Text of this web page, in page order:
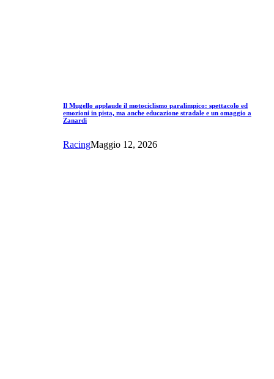
Il Mugello applaude il motociclismo paralimpico: spettacolo ed
emozioni in pista, ma anche educazione stradale e un omaggio a
Zanardi
RacingMaggio 12, 2026